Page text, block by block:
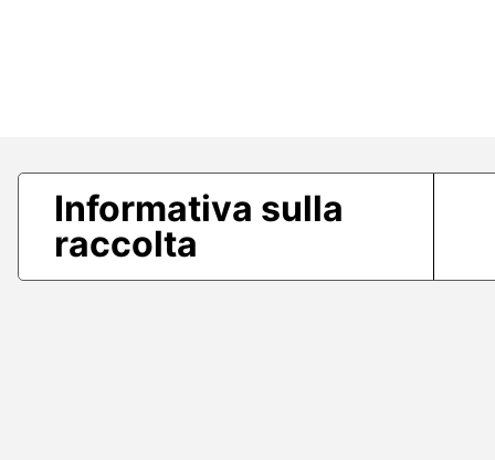
Informativa sulla
raccolta